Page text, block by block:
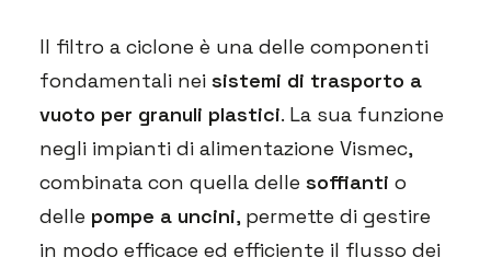
Il filtro a ciclone è una delle componenti
fondamentali nei sistemi di trasporto a
vuoto per granuli plastici. La sua funzione
negli impianti di alimentazione Vismec,
combinata con quella delle soffianti o
delle pompe a uncini, permette di gestire
in modo efficace ed efficiente il flusso dei